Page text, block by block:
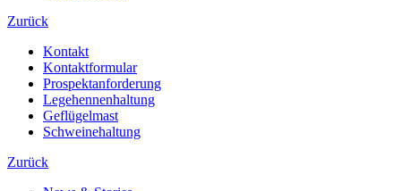
Zurück
Kontakt
Kontaktformular
Prospektanforderung
Legehennenhaltung
Geflügelmast
Schweinehaltung
Zurück